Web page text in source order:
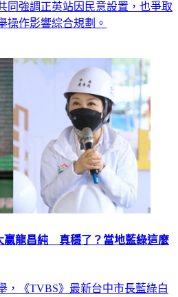
同強調正英站因民意設置，也爭取
操作影響綜合規劃。
贏龍昌純 真穩了？當地藍綠這麼
，《TVBS》最新台中市長藍綠白